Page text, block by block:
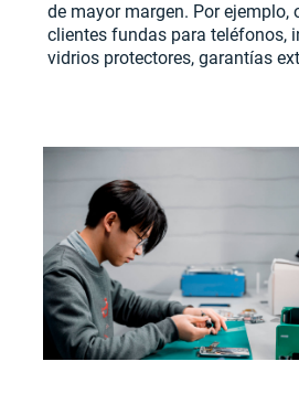
de mayor margen. Por ejemplo,
clientes fundas para teléfonos,
vidrios protectores, garantías